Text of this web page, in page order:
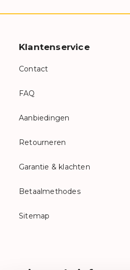
Klantenservice
Contact
FAQ
Aanbiedingen
Retourneren
Garantie & klachten
Betaalmethodes
Sitemap